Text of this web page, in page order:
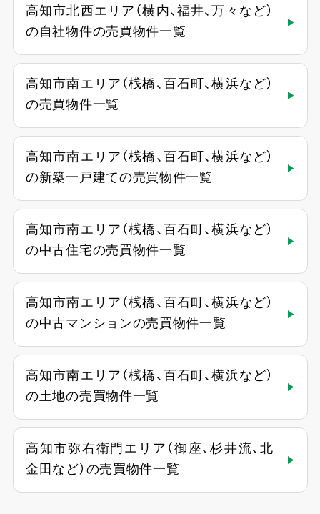
高知市北西エリア（横内、福井、万々など）
の自社物件の売買物件一覧
高知市南エリア（桟橋、百石町、横浜など）
の売買物件一覧
高知市南エリア（桟橋、百石町、横浜など）
の新築一戸建ての売買物件一覧
高知市南エリア（桟橋、百石町、横浜など）
の中古住宅の売買物件一覧
高知市南エリア（桟橋、百石町、横浜など）
の中古マンションの売買物件一覧
高知市南エリア（桟橋、百石町、横浜など）
の土地の売買物件一覧
高知市弥右衛門エリア（御座、杉井流、北
金田など）の売買物件一覧